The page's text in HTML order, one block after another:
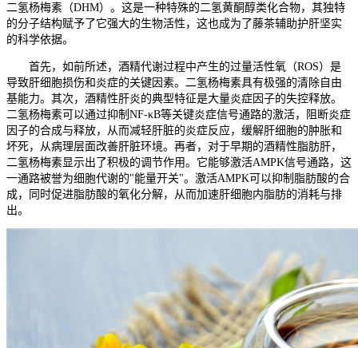
二氢杨梅素（DHM）。这是一种特殊的二氢黄酮醇类化合物，其独特
的分子结构赋予了它强大的生物活性，这也成为了藤茶辅助护肝坚实
的科学依据。
首先，如前所述，酒精代谢过程中产生的过量活性氧（ROS）是
导致肝细胞损伤和炎症的关键因素。二氢杨梅素具有极强的清除自由
基能力。其次，酒精性肝炎的典型特征是大量炎症因子的失控释放。
二氢杨梅素可以通过抑制NF-κB等关键炎症信号通路的激活，阻断炎症
因子的合成与释放，从而减轻肝脏的炎症反应，缓解肝细胞的肿胀和
坏死，从病理层面改善肝脏环境。再者，对于早期的酒精性脂肪肝，
二氢杨梅素显示出了积极的调节作用。它能够激活AMPK信号通路，这
一通路被誉为细胞代谢的"能量开关"。激活AMPK可以抑制脂肪酸的合
成，同时促进脂肪酸的氧化分解，从而加速肝细胞内脂肪的消耗与排
出。